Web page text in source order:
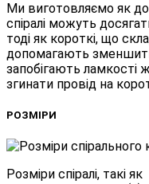
Ми виготовляємо як
спіралі можуть
тоді як короткі, що
допомагають
запобігають ламкості
згинати провід на
РОЗМІРИ
Розміри спіралі, такі як